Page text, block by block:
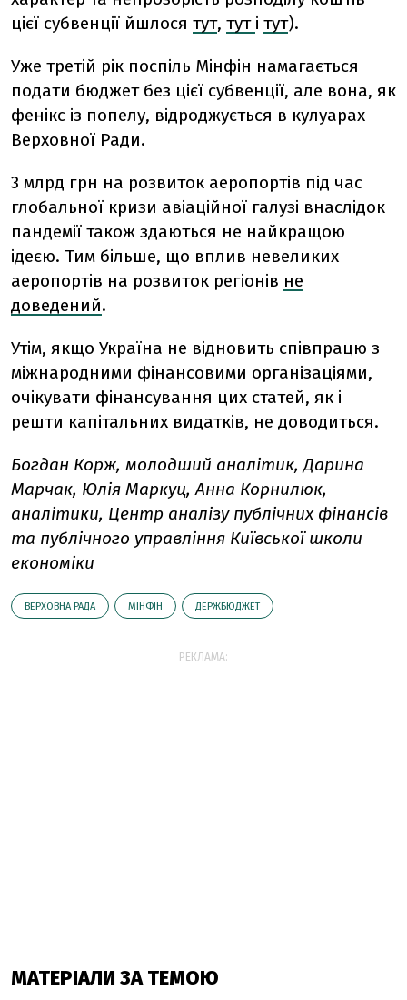
цієї субвенції йшлося тут, тут і тут).
Уже третій рік поспіль Мінфін намагається
подати бюджет без цієї субвенції, але вона, як
фенікс із попелу, відроджується в кулуарах
Верховної Ради.
3 млрд грн на розвиток аеропортів під час
глобальної кризи авіаційної галузі внаслідок
пандемії також здаються не найкращою
ідеєю. Тим більше, що вплив невеликих
аеропортів на розвиток регіонів не
доведений.
Утім, якщо Україна не відновить співпрацю з
міжнародними фінансовими організаціями,
очікувати фінансування цих статей, як і
решти капітальних видатків, не доводиться.
Богдан Корж, молодший аналітик, Дарина
Марчак, Юлія Маркуц, Анна Корнилюк,
аналітики, Центр аналізу публічних фінансів
та публічного управління Київської школи
економіки
ВЕРХОВНА РАДА МІНФІН ДЕРЖБЮДЖЕТ
РЕКЛАМА:
МАТЕРІАЛИ ЗА ТЕМОЮ